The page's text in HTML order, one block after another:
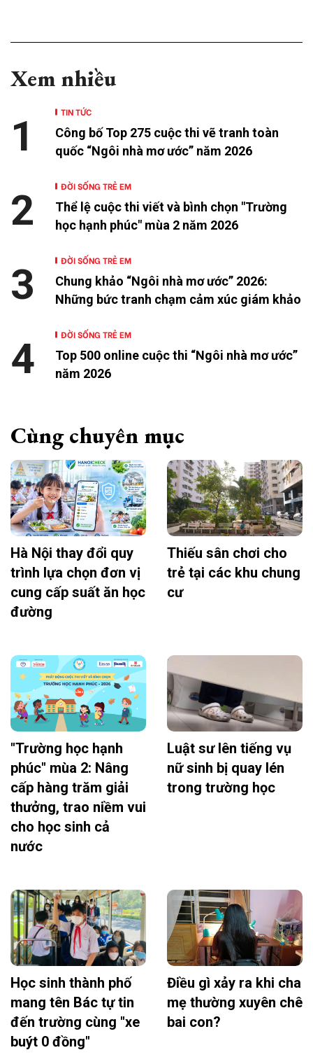
Xem nhiều
TIN TỨC
Công bố Top 275 cuộc thi vẽ tranh toàn
quốc “Ngôi nhà mơ ước” năm 2026
1
ĐỜI SỐNG TRẺ EM
Thể lệ cuộc thi viết và bình chọn "Trường
học hạnh phúc" mùa 2 năm 2026
2
ĐỜI SỐNG TRẺ EM
Chung khảo “Ngôi nhà mơ ước” 2026:
Những bức tranh chạm cảm xúc giám khảo
3
ĐỜI SỐNG TRẺ EM
Top 500 online cuộc thi “Ngôi nhà mơ ước”
năm 2026
4
Cùng chuyên mục
Hà Nội thay đổi quy
trình lựa chọn đơn vị
cung cấp suất ăn học
đường
Thiếu sân chơi cho
trẻ tại các khu chung
cư
"Trường học hạnh
phúc" mùa 2: Nâng
cấp hàng trăm giải
thưởng, trao niềm vui
cho học sinh cả
nước
Luật sư lên tiếng vụ
nữ sinh bị quay lén
trong trường học
Học sinh thành phố
mang tên Bác tự tin
đến trường cùng "xe
buýt 0 đồng"
Điều gì xảy ra khi cha
mẹ thường xuyên chê
bai con?